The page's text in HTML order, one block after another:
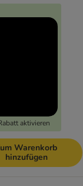
aktivieren
Warenkorb
hinzufügen